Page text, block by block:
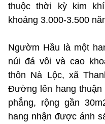
thuộc thời kỳ kim
khoảng 3.000-3.500
Ngườm Hầu là một
núi đá vôi và cao
thôn Nà Lộc, xã
Đường lên hang thuận
phẳng, rộng gần
hang nhận được ánh